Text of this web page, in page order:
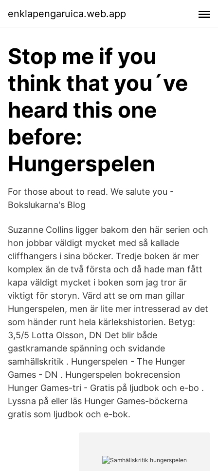
enklapengaruica.web.app
Stop me if you
think that you´ve
heard this one
before:
Hungerspelen
For those about to read. We salute you -
Bokslukarna's Blog
Suzanne Collins ligger bakom den här serien och
hon jobbar väldigt mycket med så kallade
cliffhangers i sina böcker. Tredje boken är mer
komplex än de två första och då hade man fått
kapa väldigt mycket i boken som jag tror är
viktigt för storyn. Värd att se om man gillar
Hungerspelen, men är lite mer intresserad av det
som händer runt hela kärlekshistorien. Betyg:
3,5/5 Lotta Olsson, DN Det blir både
gastkramande spänning och svidande
samhällskritik . Hungerspelen - The Hunger
Games - DN . Hungerspelen bokrecension
Hunger Games-tri - Gratis på ljudbok och e-bo .
Lyssna på eller läs Hunger Games-böckerna
gratis som ljudbok och e-bok.